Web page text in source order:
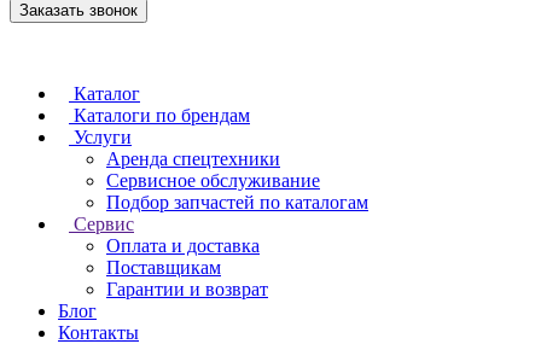
Заказать звонок
Каталог
Каталоги по брендам
Услуги
Аренда спецтехники
Сервисное обслуживание
Подбор запчастей по каталогам
Сервис
Оплата и доставка
Поставщикам
Гарантии и возврат
Блог
Контакты